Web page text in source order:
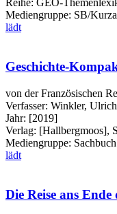
Reihe: GEO-
Mediengruppe: SB/
lädt
Geschichte-
von der Französischen
Verfasser: Winkler, Ulrich
Jahr: [2019]
Verlag: [Hallbergmoos],
Mediengruppe: Sachbuch
lädt
Die Reise ans Ende